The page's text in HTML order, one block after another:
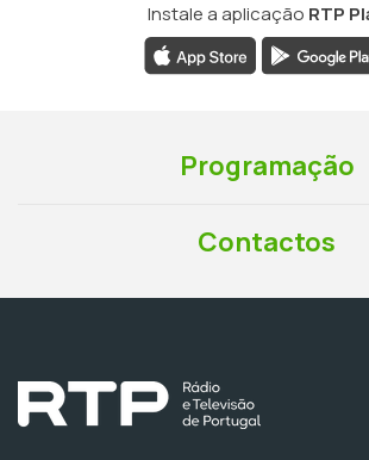
Instale a aplicação RTP
Programação
Contactos